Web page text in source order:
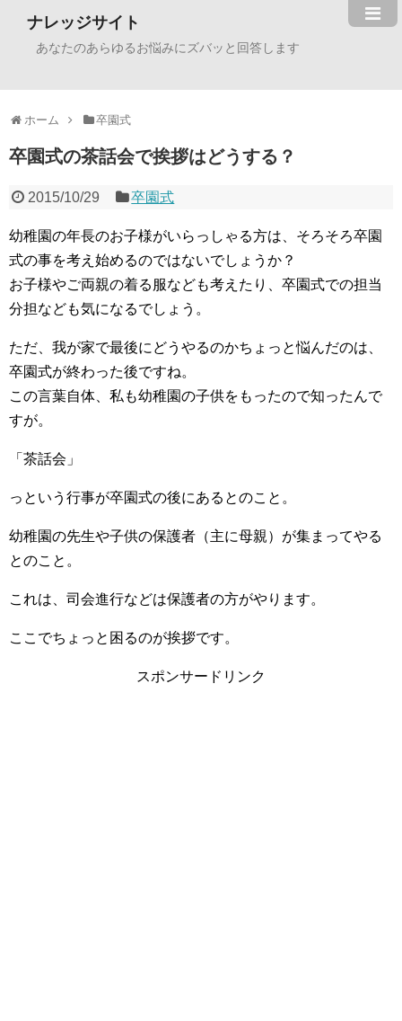
ナレッジサイト
あなたのあらゆるお悩みにズバッと回答します
ホーム 卒園式
卒園式の茶話会で挨拶はどうする？
2015/10/29 卒園式
幼稚園の年長のお子様がいらっしゃる方は、そろそろ卒園
式の事を考え始めるのではないでしょうか？
お子様やご両親の着る服なども考えたり、卒園式での担当
分担なども気になるでしょう。
ただ、我が家で最後にどうやるのかちょっと悩んだのは、
卒園式が終わった後ですね。
この言葉自体、私も幼稚園の子供をもったので知ったんで
すが。
「茶話会」
っという行事が卒園式の後にあるとのこと。
幼稚園の先生や子供の保護者（主に母親）が集まってやる
とのこと。
これは、司会進行などは保護者の方がやります。
ここでちょっと困るのが挨拶です。
スポンサードリンク